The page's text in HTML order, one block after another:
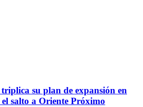
su plan de expansión en
salto a Oriente Próximo